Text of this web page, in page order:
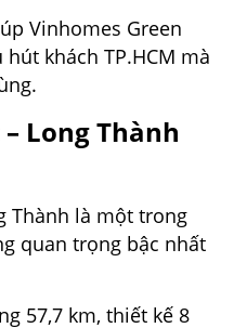
Vinhomes Green
khách TP.HCM mà
Long Thành
Thành là một trong
quan trọng bậc nhất
57,7 km, thiết kế 8